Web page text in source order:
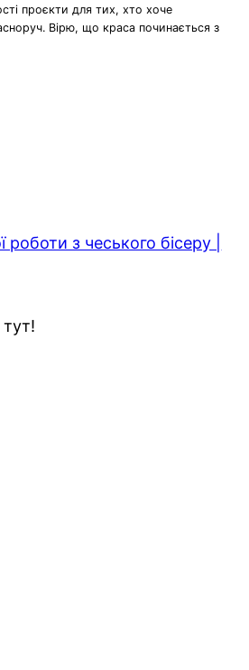
проєкти для тих, хто хоче
Вірю, що краса починається з
з чеського бісеру |